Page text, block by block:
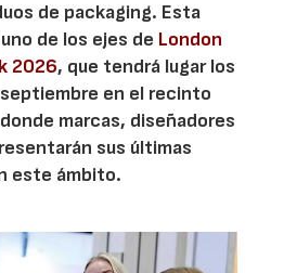
de packaging. Esta
de los ejes de London
2026, que tendrá lugar los
en el recinto
marcas, diseñadores
sus últimas
este ámbito.